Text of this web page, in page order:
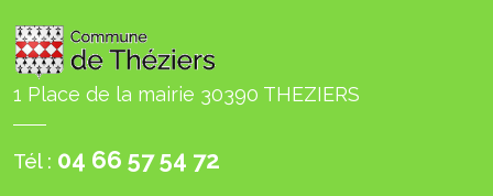
1 Place de la mairie 30390 THEZIERS
Tél : 04 66 57 54 72